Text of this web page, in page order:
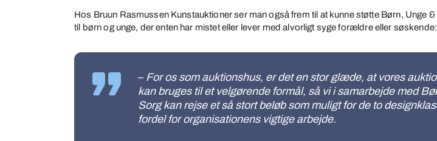
Hos Bruun Rasmussen Kunstauktioner ser man også frem til at kunne støtte Børn, Unge
til børn og unge, der enten har mistet eller lever med alvorligt syge forældre eller søskende:
– For os som auktionshus, er det en stor glæde, at vores
kan bruges til et velgørende formål, så vi i samarbejde med
Sorg kan rejse et så stort beløb som muligt for de to
fordel for organisationens vigtige arbejde.